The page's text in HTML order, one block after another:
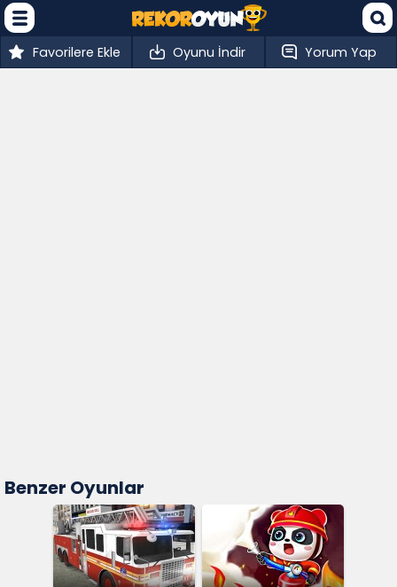
Favorilere Ekle Oyunu İndir Yorum Yap
Benzer Oyunlar